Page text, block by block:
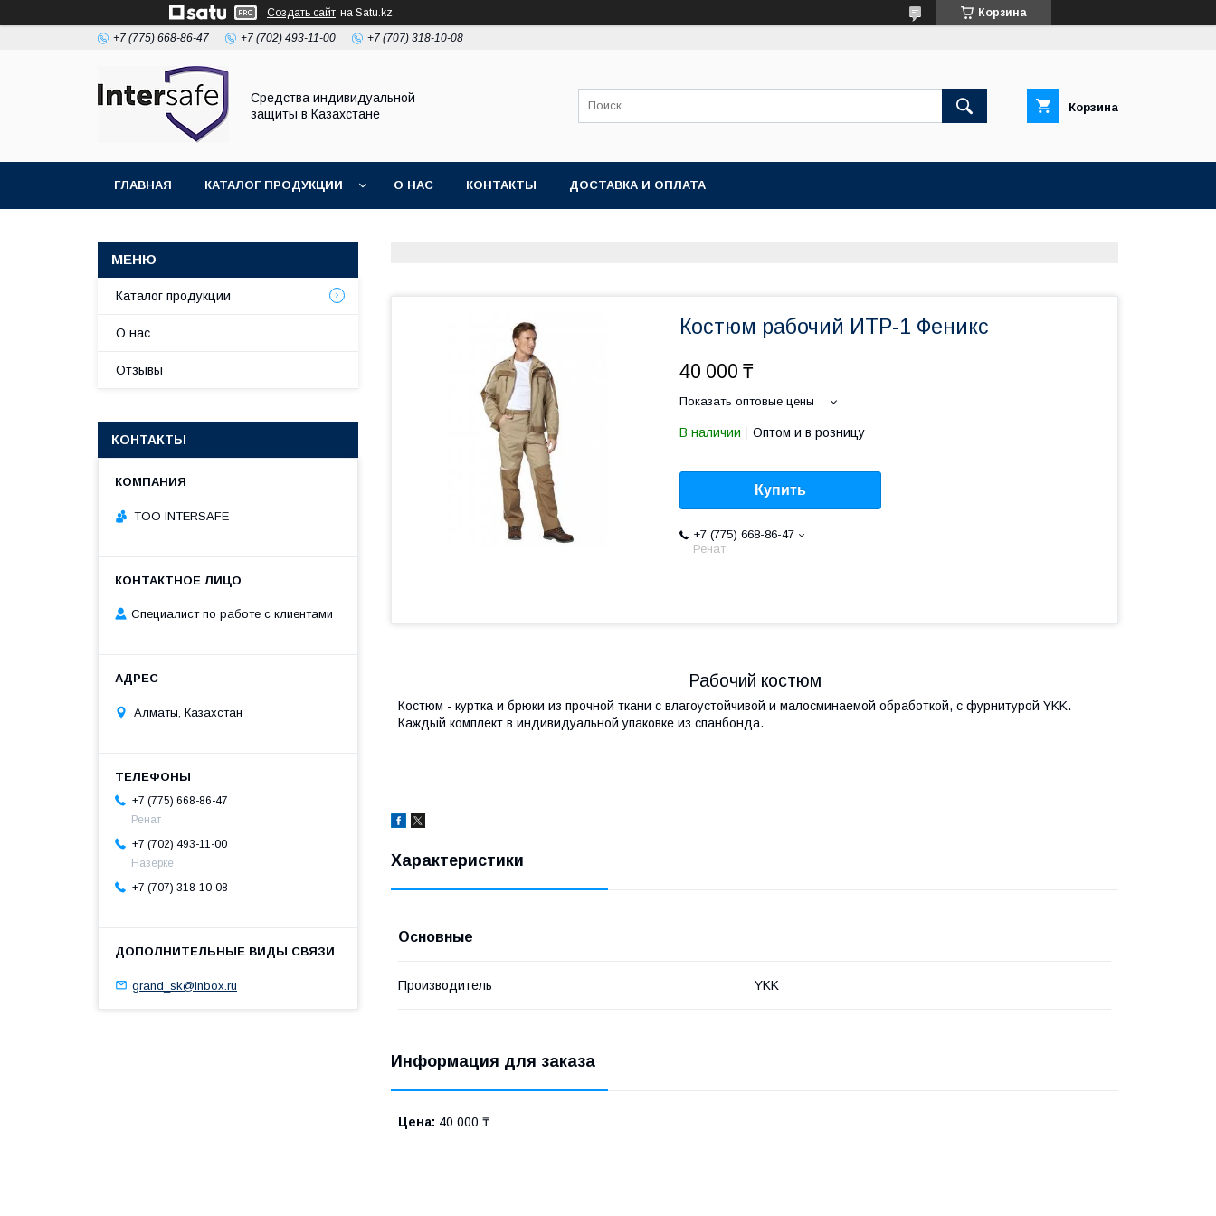
Создать сайт на Satu.kz Корзина
+7 (775) 668-86-47 +7 (702) 493-11-00 +7 (707) 318-10-08
Средства индивидуальной
защиты в Казахстане
Корзина
ГЛАВНАЯ КАТАЛОГ ПРОДУКЦИИ О НАС КОНТАКТЫ ДОСТАВКА И ОПЛАТА
Костюм рабочий ИТР-1 Феникс
40 000 ₸
Показать оптовые цены
В наличии Оптом и в розницу
Купить
+7 (775) 668-86-47
Ренат
Рабочий костюм
Костюм - куртка и брюки из прочной ткани с влагоустойчивой и малосминаемой обработкой, с фурнитурой YKK.
Каждый комплект в индивидуальной упаковке из спанбонда.
Характеристики
Основные
Производитель YKK
Информация для заказа
Цена: 40 000 ₸
Каталог продукции
О нас
Отзывы
КОНТАКТЫ
TOO INTERSAFE
Специалист по работе с клиентами
Алматы, Казахстан
+7 (775) 668-86-47
Ренат
+7 (702) 493-11-00
Назерке
+7 (707) 318-10-08
grand_sk@inbox.ru